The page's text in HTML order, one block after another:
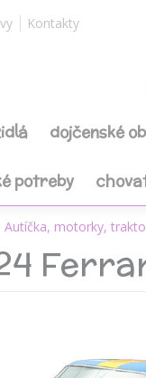
Kontakty
dojčenské
potreby
Autíčka, motorky,